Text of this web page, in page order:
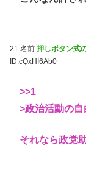
21 名前:押しボタン式
ID:cQxHI6Ab0
>>1
>政治活動の
それなら政党